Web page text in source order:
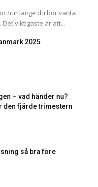
hur länge du bör vänta
viktigaste är att...
2025
– vad händer nu?
den fjärde trimestern
så bra före